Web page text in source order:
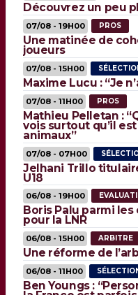
Découvrez un peu
07/08 - 19H00 PROS
Une matinée de
joueurs
07/08 - 15H00
Maxime Lucu : “Je
07/08 - 11H00 PROS
Mathieu Pelletan :
vois surtout qu’il
animaux”
07/08 - 07H00
Jelhani Trillo
U18
06/08 - 19H00
Boris Palu parmi
pour la LNR
06/08 - 15H00 ARBITRE
Une réforme de
06/08 - 11H00
Ben Youngs :